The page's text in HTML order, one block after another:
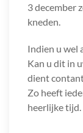
3 december
kneden.
Indien u wel
Kan u dit in
dient
Zo heeft
heerlijke tijd.